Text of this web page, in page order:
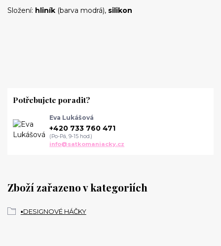
Složení: hliník (barva modrá), silikon
Zboží zařazeno v kategoriích
▪️DESIGNOVÉ HÁČKY
Potřebujete poradit?
Eva Lukášová
+420 733 760 471
(Po-Pá, 9-15 hod.)
info@satkomaniacky.cz